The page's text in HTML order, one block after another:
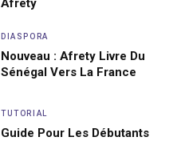
Afrety
DIASPORA
Nouveau : Afrety Livre Du
Sénégal Vers La France
TUTORIAL
Guide Pour Les Débutants